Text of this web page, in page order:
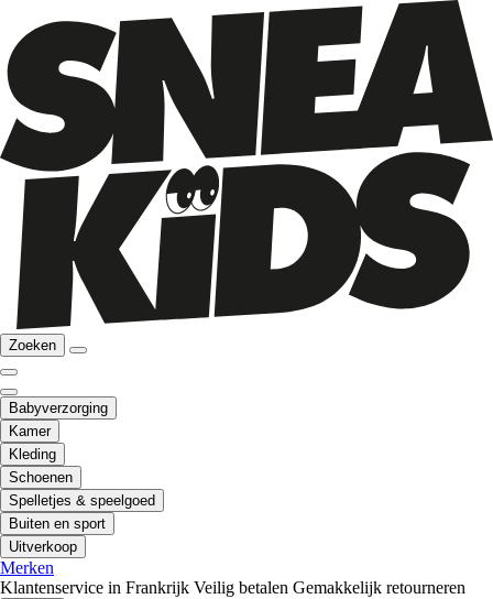
Zoeken
Babyverzorging
Kamer
Kleding
Schoenen
Spelletjes & speelgoed
Buiten en sport
Uitverkoop
Merken
Klantenservice in Frankrijk Veilig betalen Gemakkelijk retourneren